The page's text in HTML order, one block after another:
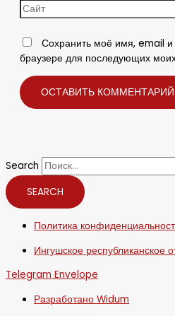
Сохранить моё имя, email и
браузере для последующих
Search
SEARCH
Политика
Ингушское республиканское
Telegram Envelope
Разработано Widum